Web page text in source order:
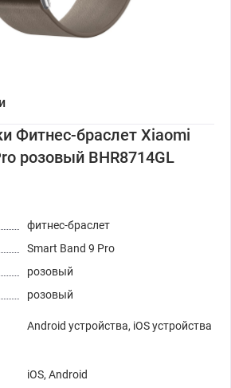
Фитнес-браслет Xiaomi
розовый BHR8714GL
фитнес-браслет
Smart Band 9 Pro
розовый
розовый
Android устройства, iOS устройства
iOS, Android